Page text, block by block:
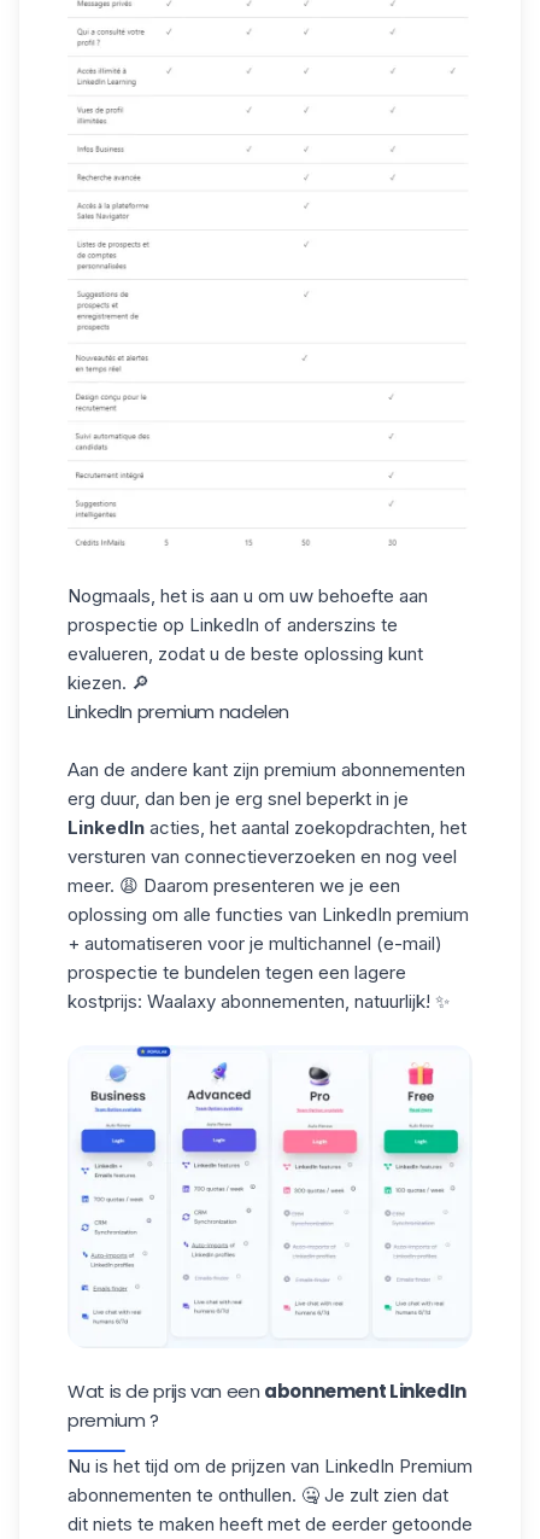
Nogmaals, het is aan u om uw behoefte aan
prospectie op LinkedIn of anderszins te
evalueren, zodat u de beste oplossing kunt
kiezen. 🔎
LinkedIn premium nadelen
Aan de andere kant zijn premium abonnementen
erg duur, dan ben je erg snel beperkt in je
LinkedIn acties, het aantal zoekopdrachten, het
versturen van connectieverzoeken en nog veel
meer. 😩 Daarom presenteren we je een
oplossing om alle functies van LinkedIn premium
+ automatiseren voor je multichannel (e-mail)
prospectie te bundelen tegen een lagere
kostprijs: Waalaxy abonnementen , natuurlijk! ✨
Wat is de prijs van een abonnement LinkedIn
premium ?
Nu is het tijd om de prijzen van LinkedIn Premium
abonnementen te onthullen. 🤐 Je zult zien dat
dit niets te maken heeft met de eerder getoonde